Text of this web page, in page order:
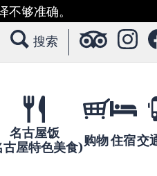
够准确。
搜索
名古屋饭
屋特色美食)购物住宿交